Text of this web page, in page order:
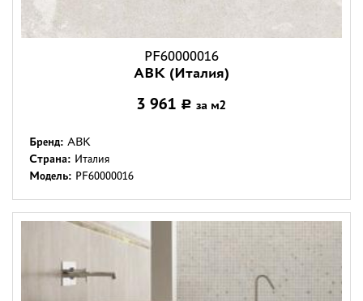
PF60000016
ABK (Италия)
3 961 Р за м2
Бренд: ABK
Страна: Италия
Модель: PF60000016